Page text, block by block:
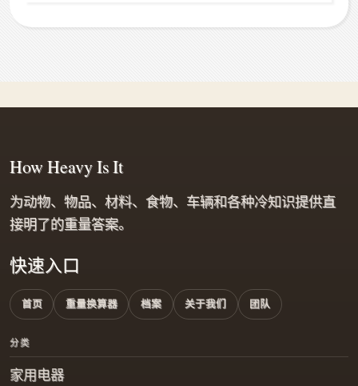
快速入口
首页 重量换算器 档案 关于我们 团队
分类
家用电器
How Heavy Is It
为动物、物品、材料、食物、车辆和各种冷知识提供直
接明了的重量答案。